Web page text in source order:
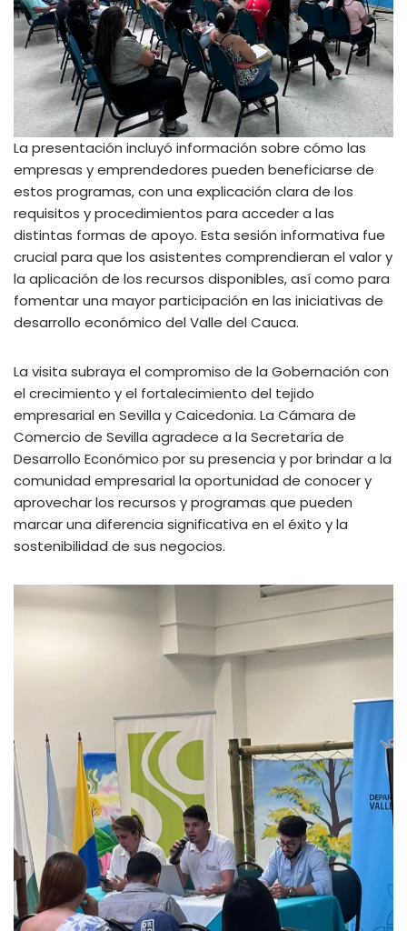
La presentación incluyó información sobre cómo las
empresas y emprendedores pueden beneficiarse de
estos programas, con una explicación clara de los
requisitos y procedimientos para acceder a las
distintas formas de apoyo. Esta sesión informativa fue
crucial para que los asistentes comprendieran el valor y
la aplicación de los recursos disponibles, así como para
fomentar una mayor participación en las iniciativas de
desarrollo económico del Valle del Cauca.
La visita subraya el compromiso de la Gobernación con
el crecimiento y el fortalecimiento del tejido
empresarial en Sevilla y Caicedonia. La Cámara de
Comercio de Sevilla agradece a la Secretaría de
Desarrollo Económico por su presencia y por brindar a la
comunidad empresarial la oportunidad de conocer y
aprovechar los recursos y programas que pueden
marcar una diferencia significativa en el éxito y la
sostenibilidad de sus negocios.